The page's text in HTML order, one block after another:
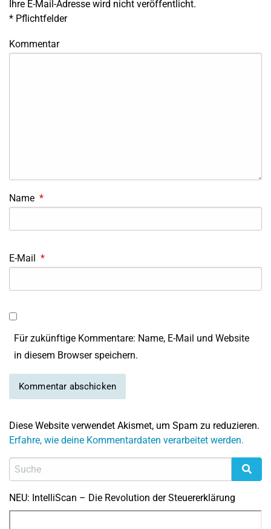
Ihre E-Mail-Adresse wird nicht veröffentlicht.
* Pflichtfelder
Kommentar
Name *
E-Mail *
Für zukünftige Kommentare: Name, E-Mail und Website
in diesem Browser speichern.
Diese Website verwendet Akismet, um Spam zu reduzieren.
Erfahre, wie deine Kommentardaten verarbeitet werden.
NEU: IntelliScan – Die Revolution der Steuererklärung